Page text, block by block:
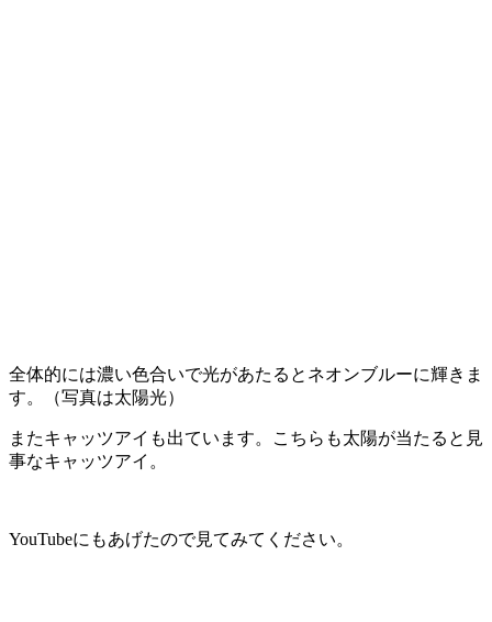
全体的には濃い色合いで光があたるとネオンブルーに輝きま
す。（写真は太陽光）
またキャッツアイも出ています。こちらも太陽が当たると見
事なキャッツアイ。
YouTubeにもあげたので見てみてください。